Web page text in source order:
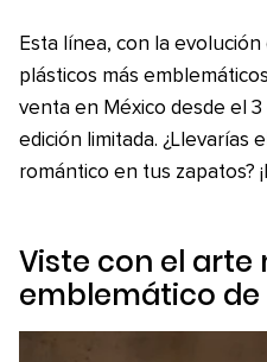
Esta línea, con la
plásticos más
venta en México desde el
edición limitada. ¿Llevarías
romántico en tus zapatos?
Viste con el arte
emblemático